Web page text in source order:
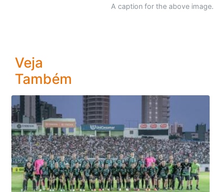
A caption for the above image.
Veja
Também